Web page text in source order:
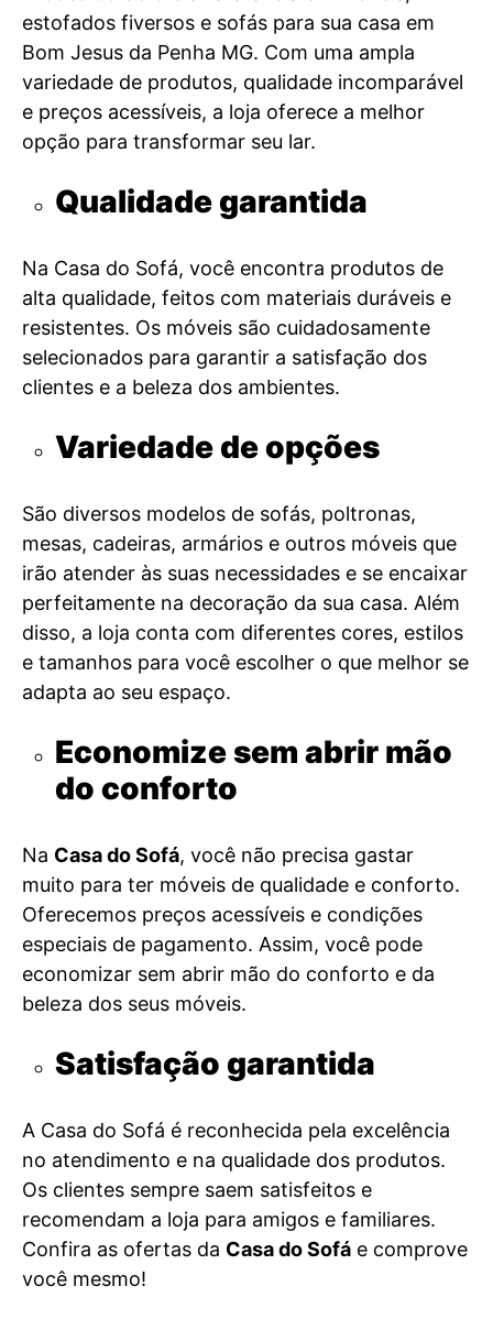
estofados fiversos e sofás para sua casa em
Bom Jesus da Penha MG. Com uma ampla
variedade de produtos, qualidade incomparável
e preços acessíveis, a loja oferece a melhor
opção para transformar seu lar.
Qualidade garantida
Na Casa do Sofá, você encontra produtos de
alta qualidade, feitos com materiais duráveis e
resistentes. Os móveis são cuidadosamente
selecionados para garantir a satisfação dos
clientes e a beleza dos ambientes.
Variedade de opções
São diversos modelos de sofás, poltronas,
mesas, cadeiras, armários e outros móveis que
irão atender às suas necessidades e se encaixar
perfeitamente na decoração da sua casa. Além
disso, a loja conta com diferentes cores, estilos
e tamanhos para você escolher o que melhor se
adapta ao seu espaço.
Economize sem abrir mão
do conforto
Na Casa do Sofá, você não precisa gastar
muito para ter móveis de qualidade e conforto.
Oferecemos preços acessíveis e condições
especiais de pagamento. Assim, você pode
economizar sem abrir mão do conforto e da
beleza dos seus móveis.
Satisfação garantida
A Casa do Sofá é reconhecida pela excelência
no atendimento e na qualidade dos produtos.
Os clientes sempre saem satisfeitos e
recomendam a loja para amigos e familiares.
Confira as ofertas da Casa do Sofá e comprove
você mesmo!